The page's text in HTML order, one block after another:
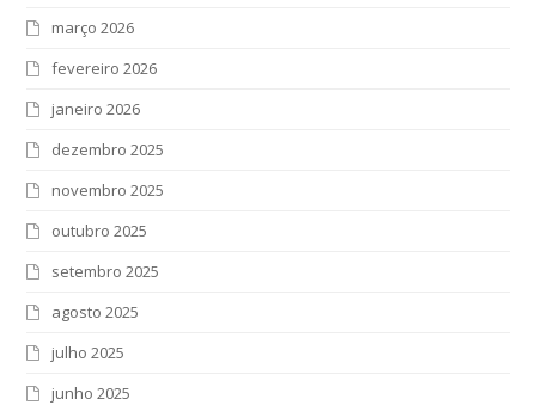
março 2026
fevereiro 2026
janeiro 2026
dezembro 2025
novembro 2025
outubro 2025
setembro 2025
agosto 2025
julho 2025
junho 2025